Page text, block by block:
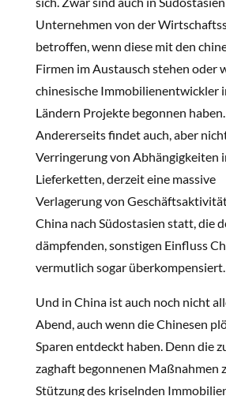
Unternehmen von der
betroffen, wenn diese mit den
Firmen im Austausch stehen oder
chinesische Immobilienentwickler
Ländern Projekte begonnen haben.
Andererseits findet auch, aber
Verringerung von Abhängigkeiten
Lieferketten, derzeit eine massive
Verlagerung von
China nach Südostasien statt, die
dämpfenden, sonstigen Einfluss
vermutlich sogar überkompensiert.
Und in China ist auch noch nicht
Abend, auch wenn die Chinesen
Sparen entdeckt haben. Denn die
zaghaft begonnenen Maßnahmen
Stützung des kriselnden